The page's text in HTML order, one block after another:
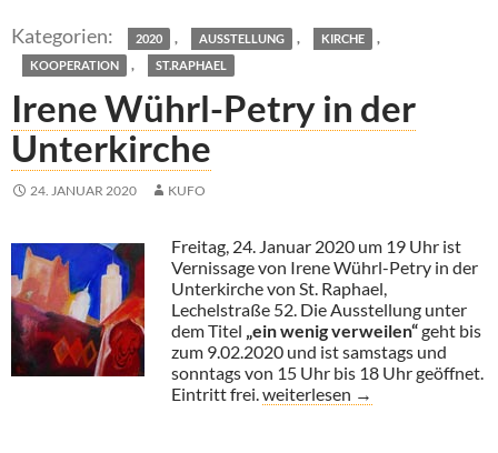
2020 , AUSSTELLUNG , KIRCHE ,
KOOPERATION , ST.RAPHAEL
Irene Wührl-Petry in der
Unterkirche
24. JANUAR 2020 KUFO
Freitag, 24. Januar 2020 um 19 Uhr ist
Vernissage von Irene Wührl-Petry in der
Unterkirche von St. Raphael,
Lechelstraße 52. Die Ausstellung unter
dem Titel „ein wenig verweilen“geht bis
zum 9.02.2020 und ist samstags und
sonntags von 15 Uhr bis 18 Uhr geöffnet.
Eintritt frei.Irene Wührl-Petry in der
weiterlesen →